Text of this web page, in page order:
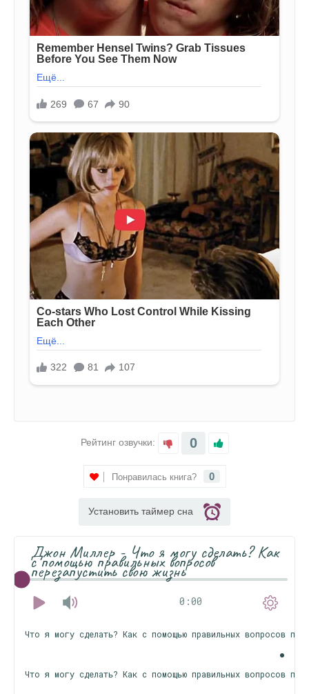
Рейтинг озвучки: 0
Понравилась книга? 0
Установить таймер сна
Джон Миллер - Что я могу сделать? Как
с помощью правильных вопросов
перезапустить свою жизнь
0:00
Что я могу сделать? Как с помощью правильных вопросов
Что я могу сделать? Как с помощью правильных вопросов